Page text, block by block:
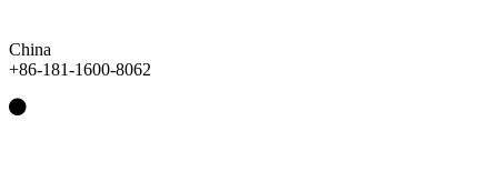
China
+86-181-1600-8062